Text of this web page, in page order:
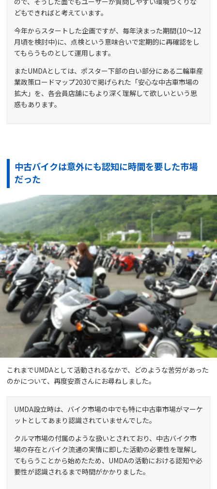
どもできればと考えています。
今年からスタートした企画ですが、毎年決まった期間(10〜12
月頃を検討中)に、点検という意味合いで定期的に再確認をし
てもらうものとして運用します。
またUMDAとしては、ポスター下部の白い部分にある二輪車産
業政策ロードマップ2030で掲げられた「安心な中古車市場の
拡大」を、各会員店舗にもより深く理解して欲しいという思
惑もあります。
中古バイクは意外にも認知に時間を要した市場
だった
これまでUMDAとして活動されるなかで、どのような苦労があった
のかについて、再度安斎さんにお尋ねしました。
UMDA設立時は、バイク市場の中でも特に中古車市場がマーケ
ットとしてあまり認識されていませんでした。
クルマ市場の付属のような扱いとされており、中古バイク市
場の存在とバイク流通の実情に即した活動の必要性を理解し
てもらうことから始めたため、UMDAの活動における認知や必
要性が認識されるまで時間がかかりました。